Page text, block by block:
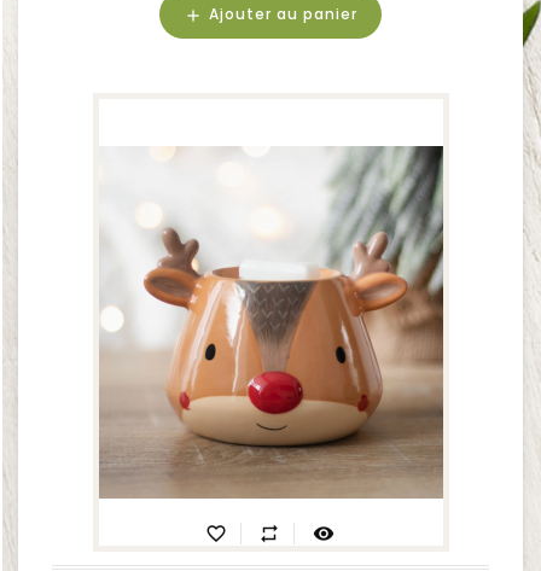
add Ajouter au panier
favorite_border repeat visibility